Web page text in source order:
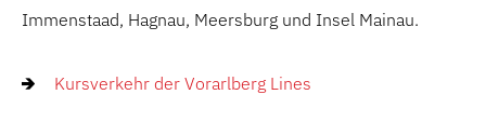
Immenstaad, Hagnau, Meersburg und Insel Mainau.
Kursverkehr der Vorarlberg Lines